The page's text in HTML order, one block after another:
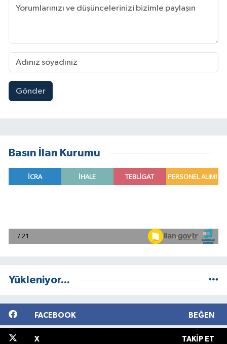
Gönder
Basın İlan Kurumu
Yükleniyor...
FACEBOOK BEĞEN
X TAKIP ET